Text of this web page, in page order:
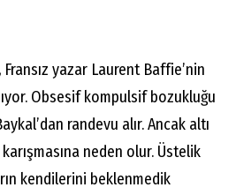
Fransız yazar Laurent Baffie’nin
Obsesif kompulsif bozukluğu
randevu alır. Ancak altı
neden olur. Üstelik
kendilerini beklenmedik